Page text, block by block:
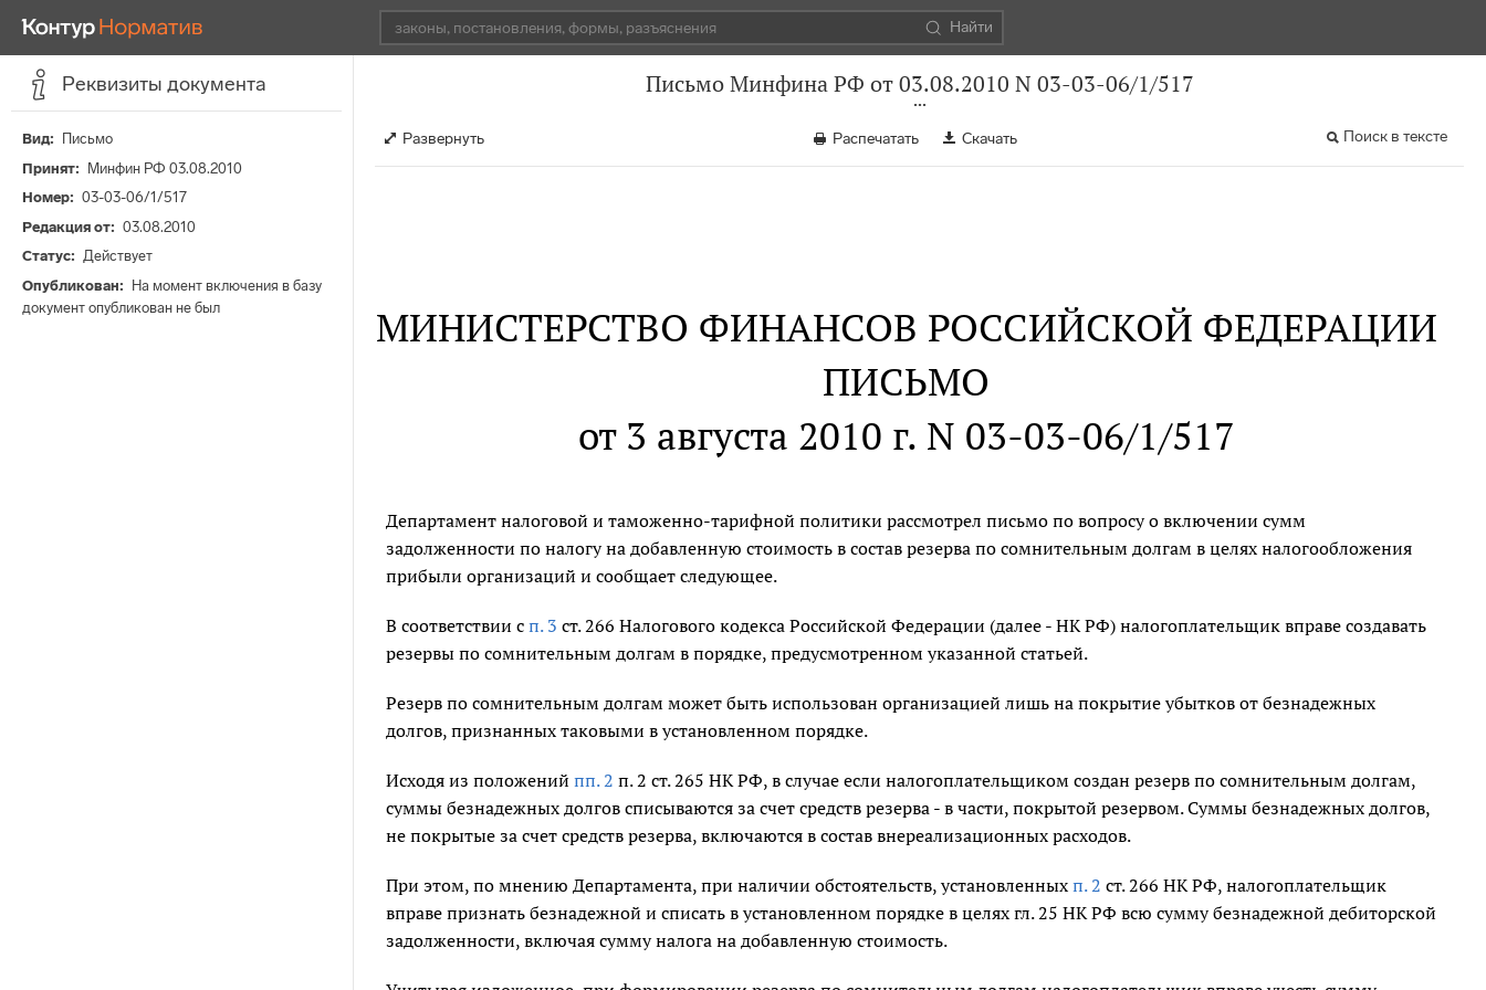
Найти
Реквизиты документа
Вид
Письмо
Принят
Минфин РФ 03.08.2010
Номер
03-03-06/1/517
Редакция от
03.08.2010
Статус
Действует
Опубликован
На момент включения в базу
документ опубликован не был
Письмо Минфина РФ от 03.08.2010 N 03-03-06/1/517
Развернуть Распечатать Скачать Поиск в тексте
МИНИСТЕРСТВО ФИНАНСОВ РОССИЙСКОЙ ФЕДЕРАЦИИ
ПИСЬМО
от 3 августа 2010 г. N 03-03-06/1/517
Департамент налоговой и таможенно-тарифной политики рассмотрел письмо по вопросу о включении сумм
задолженности по налогу на добавленную стоимость в состав резерва по сомнительным долгам в целях налогообложения
прибыли организаций и сообщает следующее.
В соответствии с п. 3 ст. 266 Налогового кодекса Российской Федерации (далее - НК РФ) налогоплательщик вправе создавать
резервы по сомнительным долгам в порядке, предусмотренном указанной статьей.
Резерв по сомнительным долгам может быть использован организацией лишь на покрытие убытков от безнадежных
долгов, признанных таковыми в установленном порядке.
Исходя из положений пп. 2 п. 2 ст. 265 НК РФ, в случае если налогоплательщиком создан резерв по сомнительным долгам,
суммы безнадежных долгов списываются за счет средств резерва - в части, покрытой резервом. Суммы безнадежных долгов,
не покрытые за счет средств резерва, включаются в состав внереализационных расходов.
При этом, по мнению Департамента, при наличии обстоятельств, установленных п. 2 ст. 266 НК РФ, налогоплательщик
вправе признать безнадежной и списать в установленном порядке в целях гл. 25 НК РФ всю сумму безнадежной дебиторской
задолженности, включая сумму налога на добавленную стоимость.